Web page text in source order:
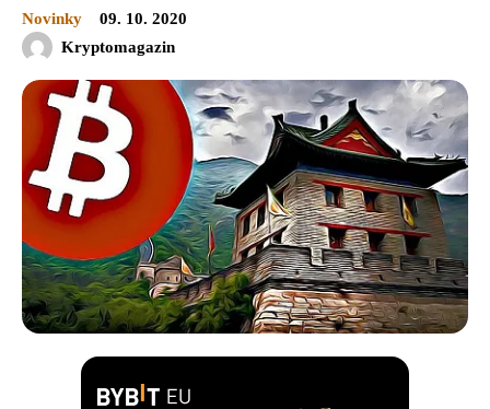
Novinky
09. 10. 2020
Kryptomagazin